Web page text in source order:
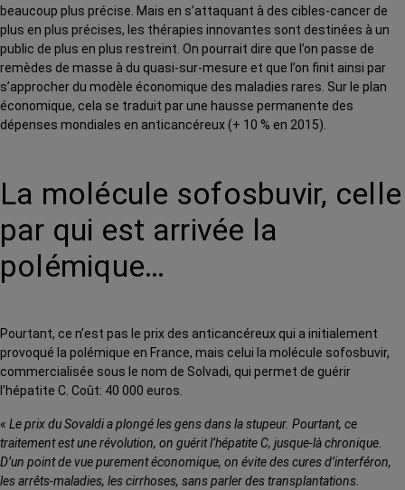
beaucoup plus précise. Mais en s’attaquant à des cibles-cancer de
plus en plus précises, les thérapies innovantes sont destinées à un
public de plus en plus restreint. On pourrait dire que l’on passe de
remèdes de masse à du quasi-sur-mesure et que l’on finit ainsi par
s’approcher du modèle économique des maladies rares. Sur le plan
économique, cela se traduit par une hausse permanente des
dépenses mondiales en anticancéreux (+ 10 % en 2015).
La molécule sofosbuvir, celle
par qui est arrivée la
polémique…
Pourtant, ce n’est pas le prix des anticancéreux qui a initialement
provoqué la polémique en France, mais celui la molécule sofosbuvir,
commercialisée sous le nom de Solvadi, qui permet de guérir
l’hépatite C. Coût: 40 000 euros.
« Le prix du Sovaldi a plongé les gens dans la stupeur. Pourtant, ce
traitement est une révolution, on guérit l’hépatite C, jusque-là chronique.
D’un point de vue purement économique, on évite des cures d’interféron,
les arrêts-maladies, les cirrhoses, sans parler des transplantations.